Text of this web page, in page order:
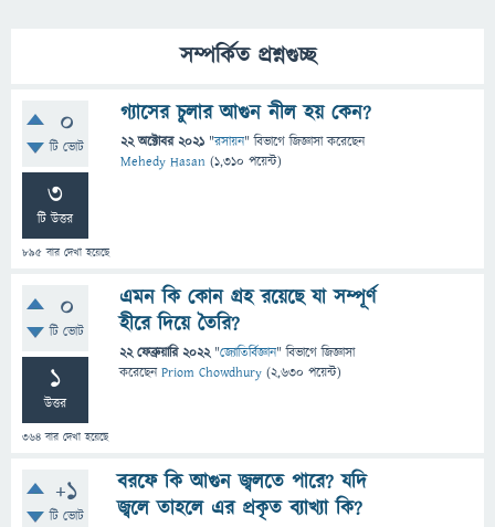
সম্পর্কিত প্রশ্নগুচ্ছ
0
টি ভোট
3
টি উত্তর
895 বার দেখা হয়েছে
গ্যাসের চুলার আগুন নীল হয় কেন?
22 অক্টোবর 2021 "রসায়ন" বিভাগে জিজ্ঞাসাকরেছেন
Mehedy Hasan (1,310 পয়েন্ট)
0
টি ভোট
1
উত্তর
364 বার দেখা হয়েছে
এমন কি কোন গ্রহ রয়েছে যা সম্পূর্ণ
হীরে দিয়ে তৈরি?
22 ফেব্রুয়ারি 2022 "জ্যোতির্বিজ্ঞান" বিভাগে জিজ্ঞাসা
করেছেনPriom Chowdhury (2,630 পয়েন্ট)
+1
টি ভোট
বরফে কি আগুন জ্বলতে পারে? যদি
জ্বলে তাহলে এর প্রকৃত ব্যাখ্যা কি?